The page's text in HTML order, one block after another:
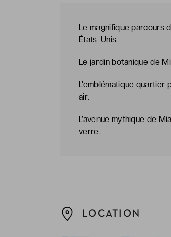
Le magnifique parcours
États-Unis.
Le jardin botanique de
L’emblématique
air.
L’avenue mythique de
verre.
LOCATION